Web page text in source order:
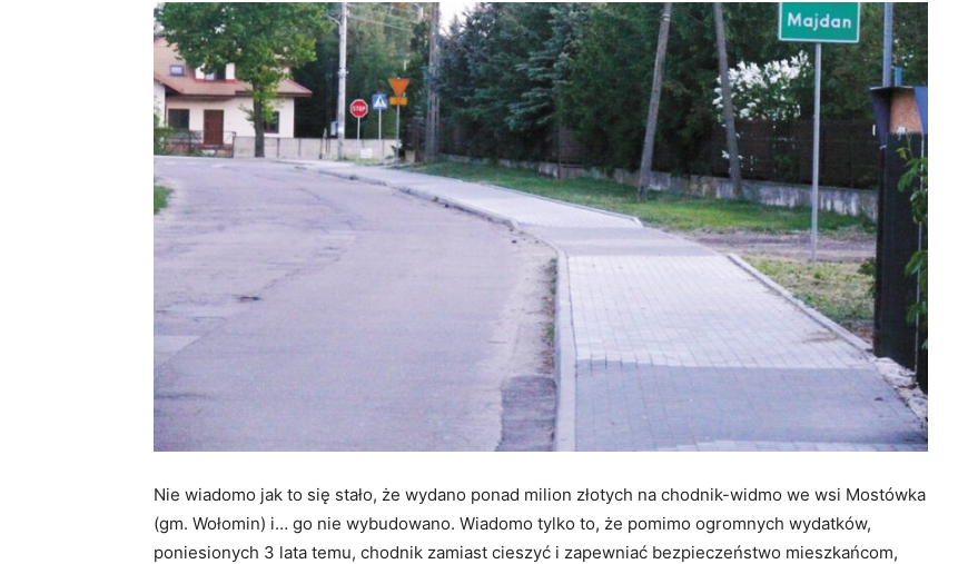
Nie wiadomo jak to się stało, że wydano ponad milion złotych na chodnik-widmo we wsi Mostówka
(gm. Wołomin) i… go nie wybudowano. Wiadomo tylko to, że pomimo ogromnych wydatków,
poniesionych 3 lata temu, chodnik zamiast cieszyć i zapewniać bezpieczeństwo mieszkańcom,